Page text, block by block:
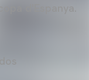
d'Espanya.